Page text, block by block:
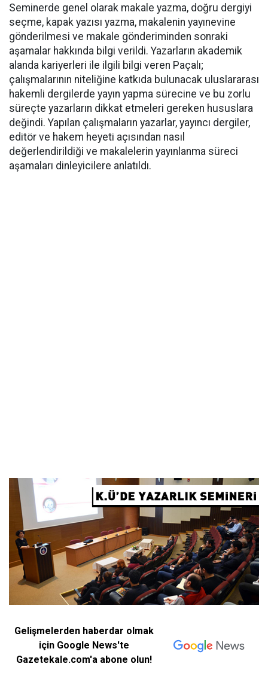
Seminerde genel olarak makale yazma, doğru dergiyi
seçme, kapak yazısı yazma, makalenin yayınevine
gönderilmesi ve makale gönderiminden sonraki
aşamalar hakkında bilgi verildi. Yazarların akademik
alanda kariyerleri ile ilgili bilgi veren Paçalı;
çalışmalarının niteliğine katkıda bulunacak uluslararası
hakemli dergilerde yayın yapma sürecine ve bu zorlu
süreçte yazarların dikkat etmeleri gereken hususlara
değindi. Yapılan çalışmaların yazarlar, yayıncı dergiler,
editör ve hakem heyeti açısından nasıl
değerlendirildiği ve makalelerin yayınlanma süreci
aşamaları dinleyicilere anlatıldı.
Gelişmelerden haberdar olmak
için Google News'te
Gazetekale.com'a abone olun!